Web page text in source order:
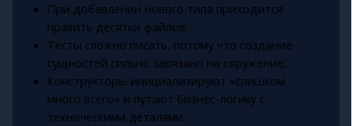
При добавлении нового типа приходится
править десятки файлов;
Тесты сложно писать, потому что создание
сущностей сильно завязано на окружение;
Конструкторы инициализируют «слишком
много всего» и путают бизнес-логику с
техническими деталями.